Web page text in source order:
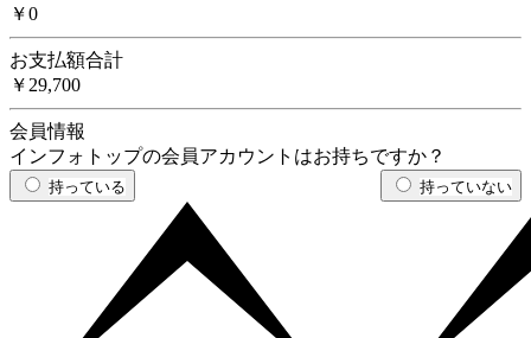
￥0
お支払額合計
￥29,700
会員情報
インフォトップの会員アカウントはお持ちですか？
持っている 持っていない